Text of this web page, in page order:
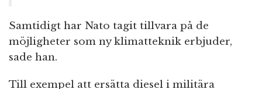
Samtidigt har Nato tagit tillvara på de
möjligheter som ny klimatteknik erbjuder,
sade han.
Till exempel att ersätta diesel i militära